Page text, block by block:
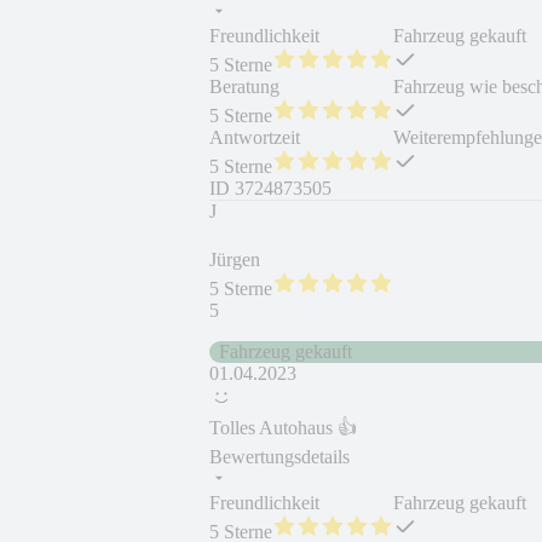
Freundlichkeit
5 Sterne
Beratung
5 Sterne
Antwortzeit
5 Sterne
Fahrzeug gekauft
Fahrzeug wie
ID 3724873505
J
Jürgen
5 Sterne
5
Fahrzeug gekauft
01.04.2023
Tolles Autohaus 👍
Bewertungsdetails
Freundlichkeit
5 Sterne
Fahrzeug gekauft